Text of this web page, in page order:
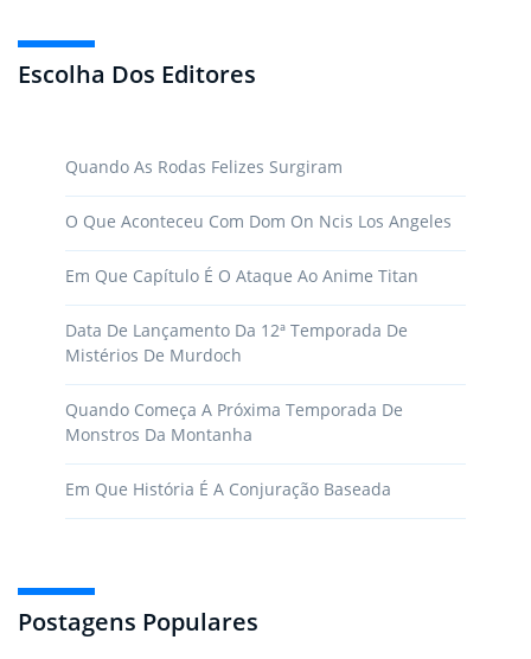
Escolha Dos Editores
Quando As Rodas Felizes Surgiram
O Que Aconteceu Com Dom On Ncis Los Angeles
Em Que Capítulo É O Ataque Ao Anime Titan
Data De Lançamento Da 12ª Temporada De
Mistérios De Murdoch
Quando Começa A Próxima Temporada De
Monstros Da Montanha
Em Que História É A Conjuração Baseada
Postagens Populares